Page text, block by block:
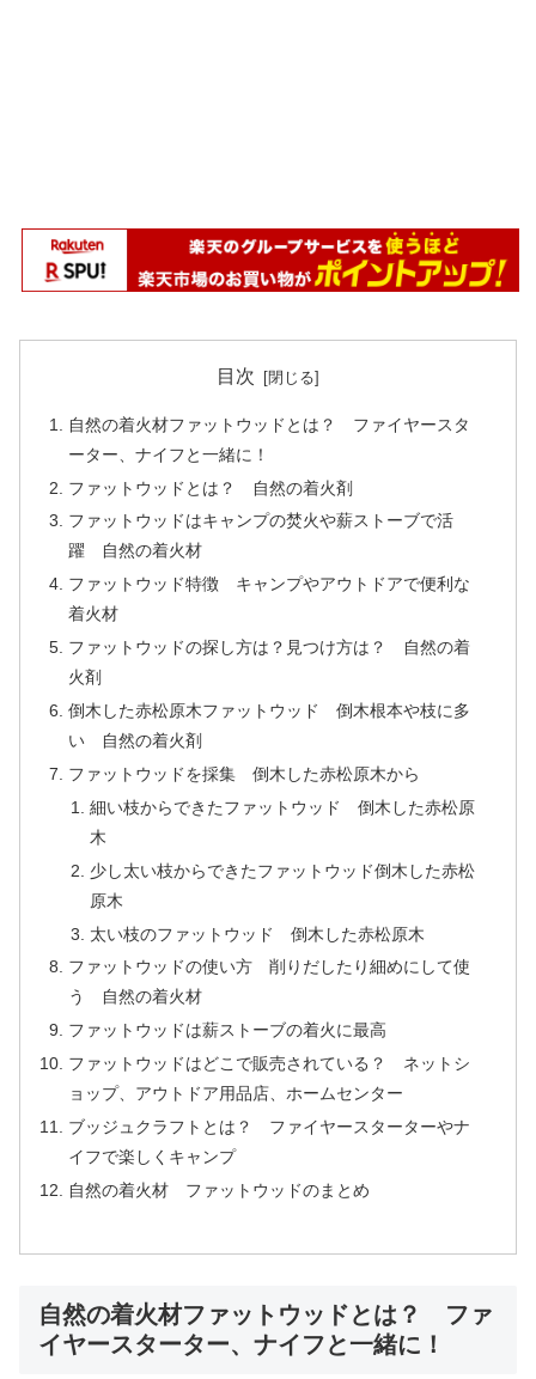
目次
自然の着火材ファットウッドとは？ ファイヤースタ
ーター、ナイフと一緒に！
ファットウッドとは？ 自然の着火剤
ファットウッドはキャンプの焚火や薪ストーブで活
躍 自然の着火材
ファットウッド特徴 キャンプやアウトドアで便利な
着火材
ファットウッドの探し方は？見つけ方は？ 自然の着
火剤
倒木した赤松原木ファットウッド 倒木根本や枝に多
い 自然の着火剤
ファットウッドを採集 倒木した赤松原木から
細い枝からできたファットウッド 倒木した赤松原
木
少し太い枝からできたファットウッド倒木した赤松
原木
太い枝のファットウッド 倒木した赤松原木
ファットウッドの使い方 削りだしたり細めにして使
う 自然の着火材
ファットウッドは薪ストーブの着火に最高
ファットウッドはどこで販売されている？ ネットシ
ョップ、アウトドア用品店、ホームセンター
ブッジュクラフトとは？ ファイヤースターターやナ
イフで楽しくキャンプ
自然の着火材 ファットウッドのまとめ
自然の着火材ファットウッドとは？ ファ
イヤースターター、ナイフと一緒に！